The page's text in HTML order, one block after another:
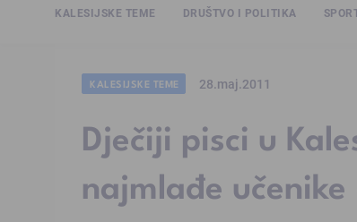
KALESIJSKE TEME DRUŠTVO I POLITIKA
KALESIJSKE TEME 28.maj.2011
Dječiji pisci u
najmlađe učenike